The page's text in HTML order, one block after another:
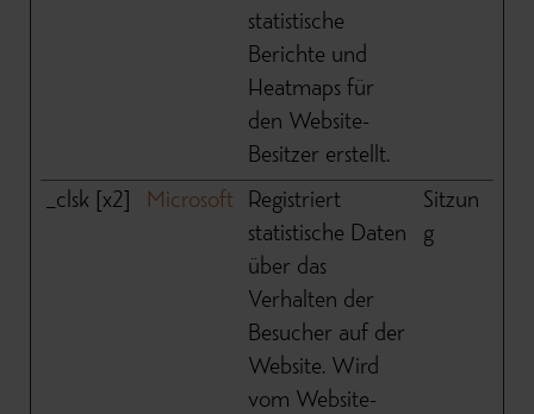
statistische
Berichte und
Heatmaps für
den Website-
Besitzer erstellt.
_clsk [x2] Microsoft
Registriert
statistische Daten
über das
Verhalten der
Besucher auf der
Website. Wird
vom Website-
Sitzun
g